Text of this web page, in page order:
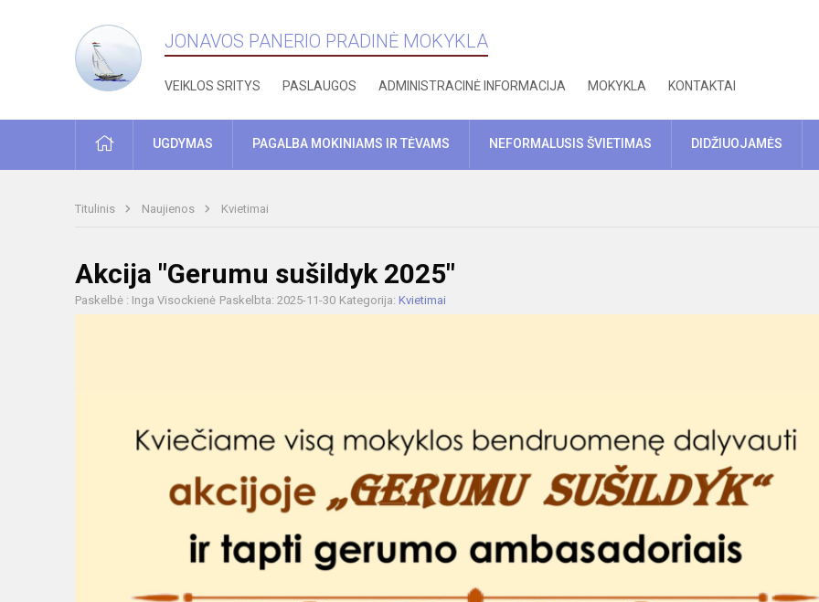
JONAVOS PANERIO PRADINĖ MOKYKLA
VEIKLOS SRITYS PASLAUGOS ADMINISTRACINĖ INFORMACIJA MOKYKLA KONTAKTAI
PRADŽIAUGDYMAS PAGALBA MOKINIAMS IR TĖVAMS NEFORMALUSIS ŠVIETIMAS DIDŽIUOJAMĖS
Titulinis Naujienos Kvietimai
Akcija "Gerumu sušildyk 2025"
Paskelbė : Inga Visockienė Paskelbta: 2025-11-30 Kategorija: Kvietimai